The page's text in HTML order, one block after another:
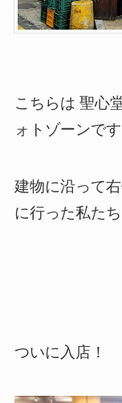
こちらは 聖心
ォトゾーンです
建物に沿って
に行った私た
ついに入店！